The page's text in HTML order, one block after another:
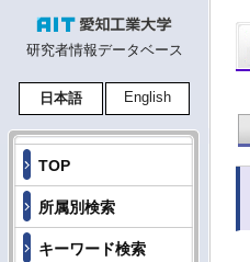
研究者情報データベース
日本語 English
TOP
所属別検索
キーワード検索